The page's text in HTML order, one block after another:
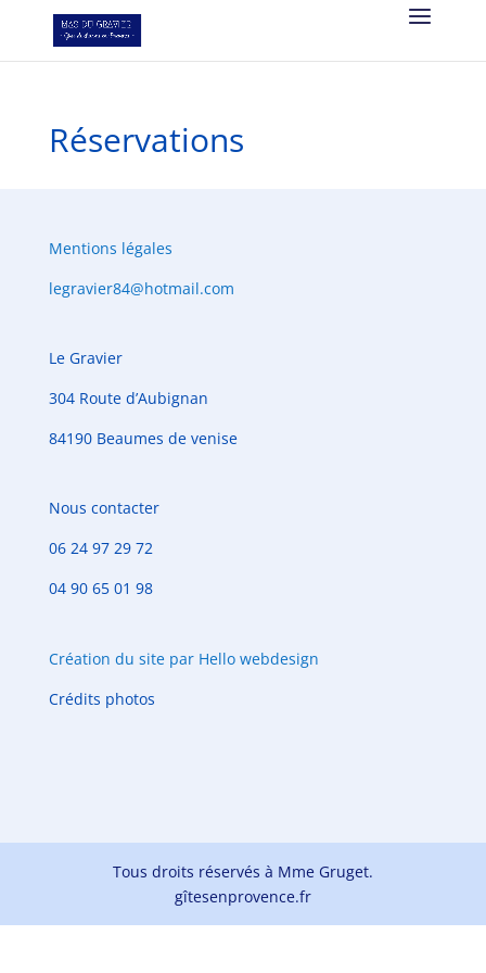
Réservations
Mentions légales
legravier84@hotmail.com
Le Gravier
304 Route d’Aubignan
84190 Beaumes de venise
Nous contacter
06 24 97 29 72
04 90 65 01 98
Création du site par Hello webdesign
Crédits photos
Tous droits réservés à Mme Gruget.
gîtesenprovence.fr